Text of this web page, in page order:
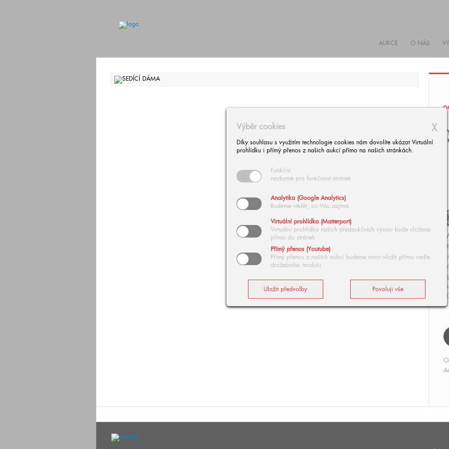
AUKCE O NÁS
X
Výběr cookies
Díky souhlasu s využitím technologie cookies nám dovolíte ukázat Virtuální
prohlídku i přímý přenos z našich aukcí přímo na našich stránkách.
Funkční
nezbytné pro funkčnost stránek
Analytika (Google Analytics)
Budeme vědět, co Vás zajímá
Virtuální prohlídka (Matterport)
Virtuální prohlídka našich předaukčních výstav bude vložena
přímo do stránek
Přímý přenos (Youtube)
Přímý přenos z našich aukcí budeme moci vložit přímo vedle
dražebního modulu